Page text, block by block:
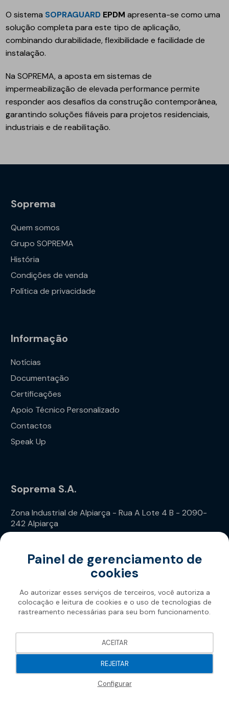
O sistema SOPRAGUARD EPDM apresenta-se como uma
solução completa para este tipo de aplicação,
combinando durabilidade, flexibilidade e facilidade de
instalação.
Na SOPREMA, a aposta em sistemas de
impermeabilização de elevada performance permite
responder aos desafios da construção contemporânea,
garantindo soluções fiáveis para projetos residenciais,
industriais e de reabilitação.
Soprema
Quem somos
Grupo SOPREMA
História
Condições de venda
Política de privacidade
Informação
Notícias
Documentação
Certificações
Apoio Técnico Personalizado
Contactos
Speak Up
Soprema S.A.
Zona Industrial de Alpiarça - Rua A Lote 4 B - 2090-
242 Alpiarça
Soprema 2026
Painel de gerenciamento de
cookies
Ao autorizar esses serviços de terceiros, você autoriza a
colocação e leitura de cookies e o uso de tecnologias de
rastreamento necessárias para seu bom funcionamento.
REJEITAR
Configurar
ACEITAR